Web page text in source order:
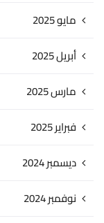
مايو 2025
أبريل 2025
مارس 2025
فبراير 2025
ديسمبر 2024
نوفمبر 2024